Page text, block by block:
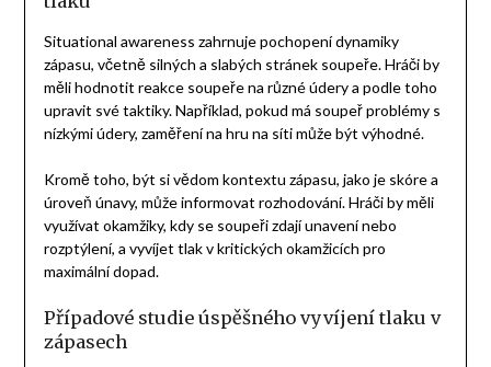
Situational awareness zahrnuje pochopení dynamiky
zápasu, včetně silných a slabých stránek soupeře. Hráči by
měli hodnotit reakce soupeře na různé údery a podle toho
upravit své taktiky. Například, pokud má soupeř problémy s
nízkými údery, zaměření na hru na síti může být výhodné.
Kromě toho, být si vědom kontextu zápasu, jako je skóre a
úroveň únavy, může informovat rozhodování. Hráči by měli
využívat okamžiky, kdy se soupeři zdají unavení nebo
rozptýlení, a vyvíjet tlak v kritických okamžicích pro
maximální dopad.
Případové studie úspěšného vyvíjení tlaku v
zápasech